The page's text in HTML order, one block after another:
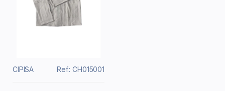
CIPISA Ref.: CH015001